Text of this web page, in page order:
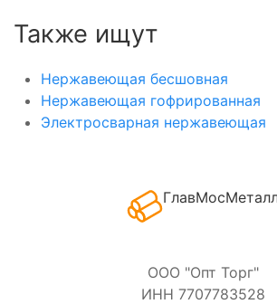
Также ищут
Нержавеющая бесшовная
Нержавеющая гофрированная
Электросварная нержавеющая
ООО "Опт Торг"
ИНН 7707783528